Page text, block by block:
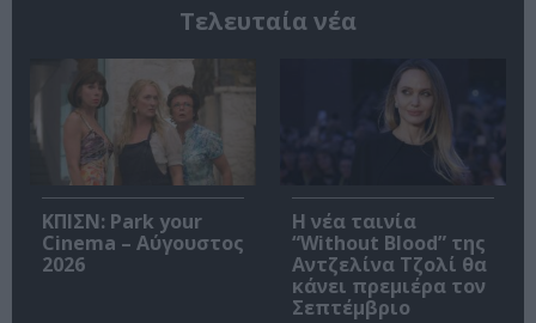
Τελευταία νέα
ΚΠΙΣΝ: Park your
Cinema – Αύγουστος
2026
Η νέα ταινία
“Without Blood” της
Αντζελίνα Τζολί θα
κάνει πρεμιέρα τον
Σεπτέμβριο